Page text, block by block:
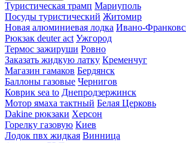
Туристическая трамп Мариуполь
Посуды туристический Житомир
Новая алюминиевая лодка Ивано-
Рюкзак deuter act Ужгород
Термос зажируши Ровно
Заказать жидкую латку Кременчуг
Магазин гамаков Бердянск
Баллоны газовые Чернигов
Коврик sea to Днепродзержинск
Мотор ямаха тактный Белая Церковь
Dakine рюкзаки Херсон
Горелку газовую Киев
Лодок пвх жидкая Винница